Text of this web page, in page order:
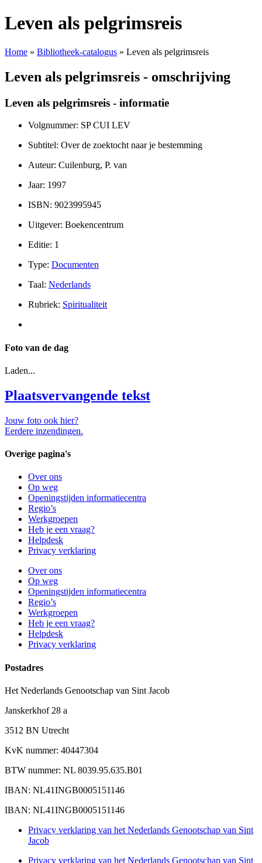
Leven als pelgrimsreis
Home » Bibliotheek-catalogus » Leven als pelgrimsreis
Leven als pelgrimsreis - omschrijving
Leven als pelgrimsreis - informatie
Volgnummer: SP CUI LEV
Subtitel: Over de zoektocht naar je bestemming
Auteur: Cuilenburg, P. van
Jaar: 1997
ISBN: 9023995945
Uitgever: Boekencentrum
Editie: 1
Type: Documenten
Taal: Nederlands
Rubriek: Spiritualiteit
Foto van de dag
Laden...
Plaatsvervangende tekst
Jouw foto ook hier?
Eerdere inzendingen.
Overige pagina's
Over ons
Op weg
Openingstijden informatiecentra
Regio’s
Werkgroepen
Heb je een vraag?
Helpdesk
Privacy verklaring
Over ons
Op weg
Openingstijden informatiecentra
Regio’s
Werkgroepen
Heb je een vraag?
Helpdesk
Privacy verklaring
Postadres
Het Nederlands Genootschap van Sint Jacob
Janskerkhof 28 a
3512 BN Utrecht
KvK nummer: 40447304
BTW nummer: NL 8039.95.635.B01
IBAN: NL41INGB0005151146
IBAN: NL41INGB0005151146
Privacy verklaring van het Nederlands Genootschap van Sint
Jacob
Privacy verklaring van het Nederlands Genootschap van Sint